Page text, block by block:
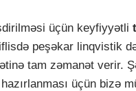
üçün keyfiyyətli
peşəkar linqvistik
tam zəmanət verir.
üçün bizə